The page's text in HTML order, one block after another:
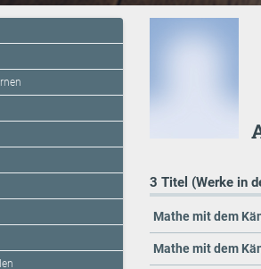
3 Titel (Werke in
Mathe mit dem
Mathe mit dem